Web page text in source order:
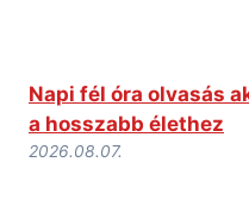
Napi fél óra olvasás
a hosszabb élethez
2026.08.07.